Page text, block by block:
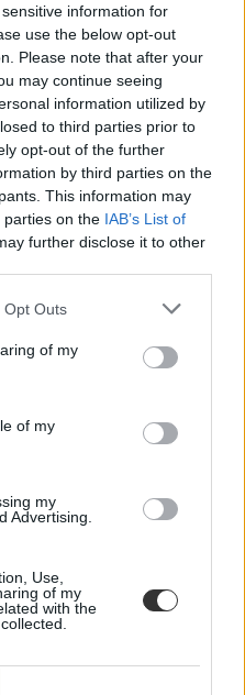
information for
use the below opt-out
Please note that after your
may continue seeing
information utilized by
to third parties prior to
opt-out of the further
by third parties on the
This information may
parties on the IAB’s List of
further disclose it to other
Opt Outs
of my
of my
my
Advertising.
Use,
of my
with the
jutott be a
kollégiumi férőhely
az egyetemek között,
a térítési díj összege
felvett egyetemistára 76
a legolcsóbb havi kollégiumi
mozognak a vizsgált
el, hogy ki költözhet be.
mégsem
szabály
mikor megtudták, hogy levelező
kezdték a szájukat” –
nak egy egyetemista. Példája
hallgató számolt be
előkészítőt, újra az